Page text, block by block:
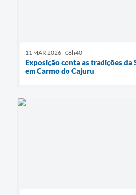
11 MAR 2026 - 08h40
Exposição conta as tradições da
em Carmo do Cajuru